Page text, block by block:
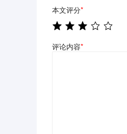
本文评分*
评论内容*